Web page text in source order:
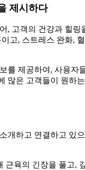
제시하다
, 고객의 건강과 힐
고, 스트레스 완화,
를 제공하여, 사용
많은 고객들이 원하
개하고 연결하고 있
근육의 긴장을 풀고,